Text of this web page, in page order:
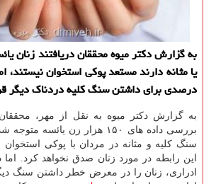
به گزارش دكتر میوه محققان دریافتند زنان
درصدی برای داشتن سنگ كلیه دردناك دیگر
به گزارش دكتر میوه به نقل از مهر، محققان
بررسی داده های ۱۵۰ هزار زن
سنگ كلیه و مثانه در مردان با پوكی
این رابطه در مورد زنان صدق نخواهد كرد.
ادراری، زنان را در معرض خطر داشتن سنگ